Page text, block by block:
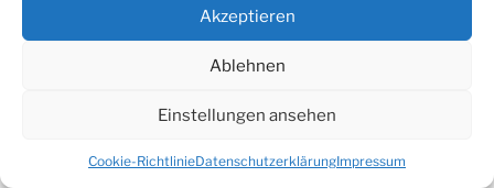
Akzeptieren
Ablehnen
Einstellungen ansehen
Cookie-RichtlinieDatenschutzerklärungImpressum
Eine Jubiläumsfeier der besonderen Art
Wie es sich für einen Theaterverein gehört, wird im tab